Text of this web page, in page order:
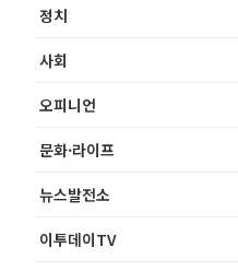
정치
사회
오피니언
문화·라이프
뉴스발전소
이투데이TV